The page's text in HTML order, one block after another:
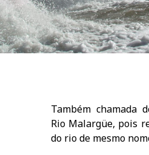
Também chamada
Rio Malargüe, pois
do rio de mesmo